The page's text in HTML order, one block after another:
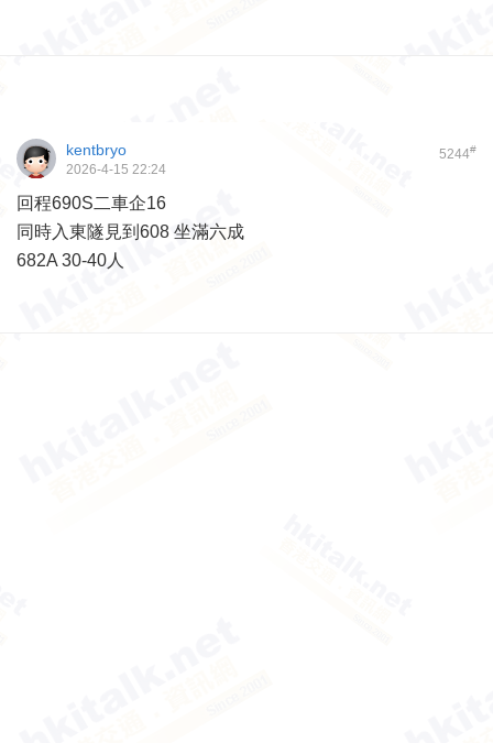
5244#
kentbryo
2026-4-15 22:24
回程690S二車企16
同時入東隧見到608 坐滿六成
682A 30-40人